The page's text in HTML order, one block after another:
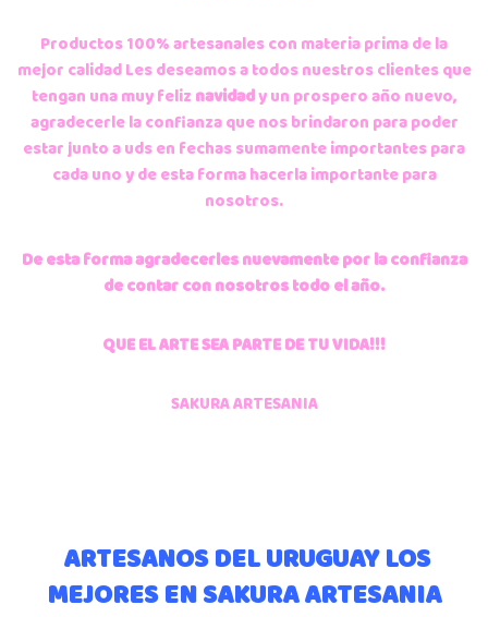
Productos 100% artesanales con materia prima de la
mejor calidad Les deseamos a todos nuestros clientes que
tengan una muy feliz navidady un prospero año nuevo,
agradecerle la confianza que nos brindaron para poder
estar junto a uds en fechas sumamente importantes para
cada uno y de esta forma hacerla importante para
nosotros.
De esta forma agradecerles nuevamente por la confianza
de contar con nosotros todo el año.
QUE EL ARTE SEA PARTE DE TU VIDA!!!
SAKURA ARTESANIA
ARTESANOS DEL URUGUAY LOS
MEJORES EN SAKURA ARTESANIA